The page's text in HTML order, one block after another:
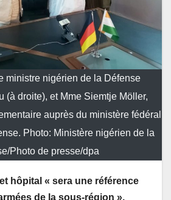
ministre nigérien de la Défense
(à droite), et Mme Siemtje Möller,
auprès du ministère fédéral
Photo: Ministère nigérien de la
Photo de presse/dpa
hôpital « sera une référence
de la sous-région ».